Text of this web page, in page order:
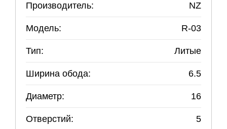
Производитель: NZ
Модель: R-03
Тип: Литые
Ширина обода: 6.5
Диаметр: 16
Отверстий: 5